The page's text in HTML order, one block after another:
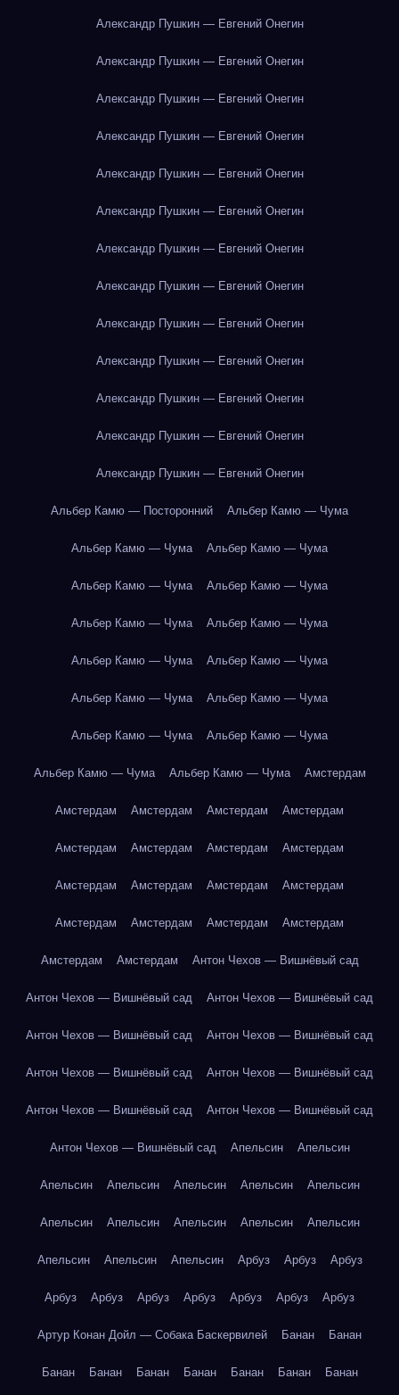
Александр Пушкин — Евгений Онегин
Александр Пушкин — Евгений Онегин
Александр Пушкин — Евгений Онегин
Александр Пушкин — Евгений Онегин
Александр Пушкин — Евгений Онегин
Александр Пушкин — Евгений Онегин
Александр Пушкин — Евгений Онегин
Александр Пушкин — Евгений Онегин
Александр Пушкин — Евгений Онегин
Александр Пушкин — Евгений Онегин
Александр Пушкин — Евгений Онегин
Александр Пушкин — Евгений Онегин
Александр Пушкин — Евгений Онегин
Альбер Камю — Посторонний Альбер Камю — Чума
Альбер Камю — Чума Альбер Камю — Чума
Альбер Камю — Чума Альбер Камю — Чума
Альбер Камю — Чума Альбер Камю — Чума
Альбер Камю — Чума Альбер Камю — Чума
Альбер Камю — Чума Альбер Камю — Чума
Альбер Камю — Чума Альбер Камю — Чума
Альбер Камю — Чума Альбер Камю — Чума Амстердам
Амстердам Амстердам Амстердам Амстердам
Амстердам Амстердам Амстердам Амстердам
Амстердам Амстердам Амстердам Амстердам
Амстердам Амстердам Амстердам Амстердам
Амстердам Амстердам Антон Чехов — Вишнёвый сад
Антон Чехов — Вишнёвый сад Антон Чехов — Вишнёвый сад
Антон Чехов — Вишнёвый сад Антон Чехов — Вишнёвый сад
Антон Чехов — Вишнёвый сад Антон Чехов — Вишнёвый сад
Антон Чехов — Вишнёвый сад Антон Чехов — Вишнёвый сад
Антон Чехов — Вишнёвый сад Апельсин Апельсин
Апельсин Апельсин Апельсин Апельсин Апельсин
Апельсин Апельсин Апельсин Апельсин Апельсин
Апельсин Апельсин Апельсин Арбуз Арбуз Арбуз
Арбуз Арбуз Арбуз Арбуз Арбуз Арбуз Арбуз
Артур Конан Дойл — Собака Баскервилей Банан Банан
Банан Банан Банан Банан Банан Банан Банан